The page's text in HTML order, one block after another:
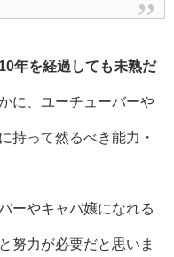
年を経過しても未熟だ
に、ユーチューバーや
持って然るべき能力・
ーやキャバ嬢になれる
努力が必要だと思いま